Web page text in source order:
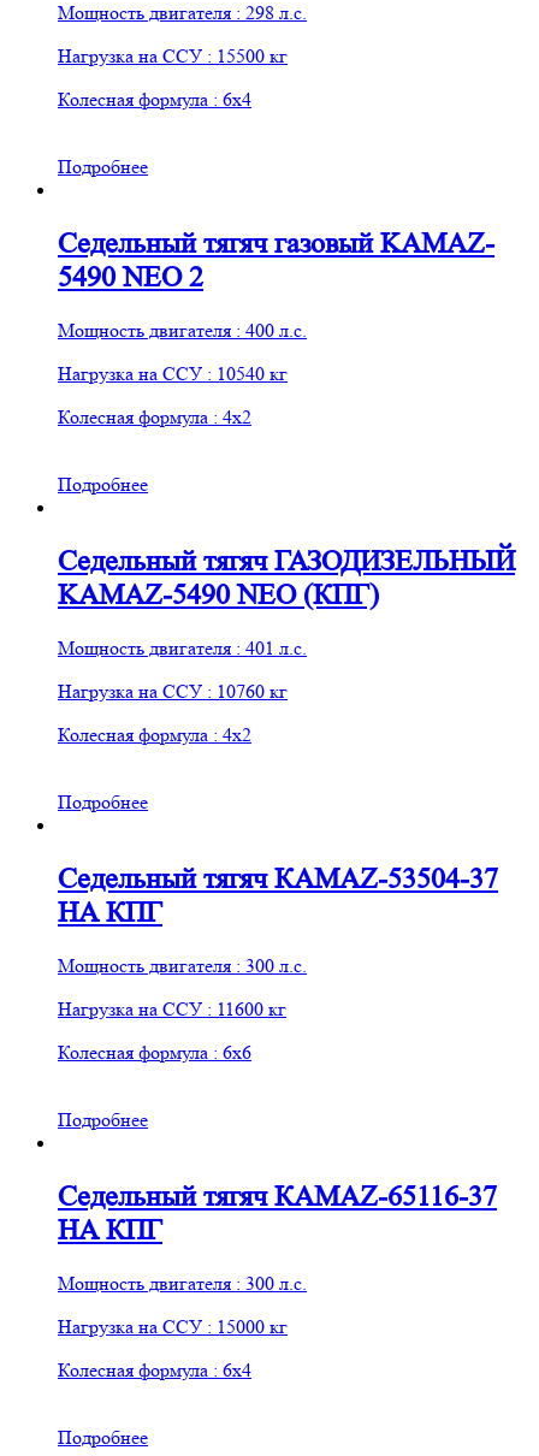
Мощность двигателя : 298 л.с.
Нагрузка на ССУ : 15500 кг
Колесная формула : 6х4
Подробнее
Седельный тягяч газовый KAMAZ-
5490 NEO 2
Мощность двигателя : 400 л.с.
Нагрузка на ССУ : 10540 кг
Колесная формула : 4х2
Подробнее
Седельный тягяч ГАЗОДИЗЕЛЬНЫЙ
KAMAZ-5490 NEO (КПГ)
Мощность двигателя : 401 л.с.
Нагрузка на ССУ : 10760 кг
Колесная формула : 4х2
Подробнее
Седельный тягяч КАМАZ-53504-37
НА КПГ
Мощность двигателя : 300 л.с.
Нагрузка на ССУ : 11600 кг
Колесная формула : 6х6
Подробнее
Седельный тягяч КАМАZ-65116-37
НА КПГ
Мощность двигателя : 300 л.с.
Нагрузка на ССУ : 15000 кг
Колесная формула : 6х4
Подробнее